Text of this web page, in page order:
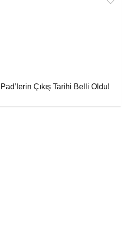
Çıkış Tarihi Belli Oldu!